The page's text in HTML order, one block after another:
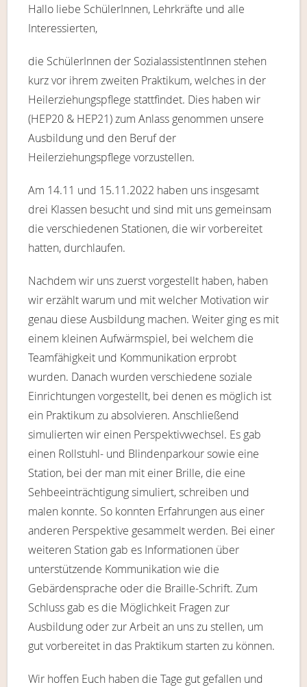
Hallo liebe SchülerInnen, Lehrkräfte und alle
Interessierten,
die SchülerInnen der SozialassistentInnen stehen
kurz vor ihrem zweiten Praktikum, welches in der
Heilerziehungspflege stattfindet. Dies haben wir
(HEP20 & HEP21) zum Anlass genommen unsere
Ausbildung und den Beruf der
Heilerziehungspflege vorzustellen.
Am 14.11 und 15.11.2022 haben uns insgesamt
drei Klassen besucht und sind mit uns gemeinsam
die verschiedenen Stationen, die wir vorbereitet
hatten, durchlaufen.
Nachdem wir uns zuerst vorgestellt haben, haben
wir erzählt warum und mit welcher Motivation wir
genau diese Ausbildung machen. Weiter ging es mit
einem kleinen Aufwärmspiel, bei welchem die
Teamfähigkeit und Kommunikation erprobt
wurden. Danach wurden verschiedene soziale
Einrichtungen vorgestellt, bei denen es möglich ist
ein Praktikum zu absolvieren. Anschließend
simulierten wir einen Perspektivwechsel. Es gab
einen Rollstuhl- und Blindenparkour sowie eine
Station, bei der man mit einer Brille, die eine
Sehbeeinträchtigung simuliert, schreiben und
malen konnte. So konnten Erfahrungen aus einer
anderen Perspektive gesammelt werden. Bei einer
weiteren Station gab es Informationen über
unterstützende Kommunikation wie die
Gebärdensprache oder die Braille-Schrift. Zum
Schluss gab es die Möglichkeit Fragen zur
Ausbildung oder zur Arbeit an uns zu stellen, um
gut vorbereitet in das Praktikum starten zu können.
Wir hoffen Euch haben die Tage gut gefallen und